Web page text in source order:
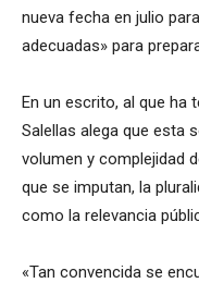
nueva fecha en julio
adecuadas» para
En un escrito, al que ha
Salellas alega que esta
volumen y complejidad
que se imputan, la
como la relevancia
«Tan convencida se